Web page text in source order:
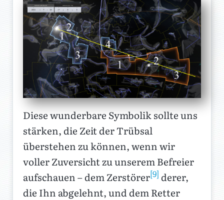
Diese wunderbare Symbolik sollte uns
stärken, die Zeit der Trübsal
überstehen zu können, wenn wir
voller Zuversicht zu unserem Befreier
aufschauen – dem Zerstörer[9] derer,
die Ihn abgelehnt, und dem Retter